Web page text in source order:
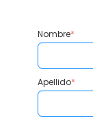
Nombre*
Apellido*